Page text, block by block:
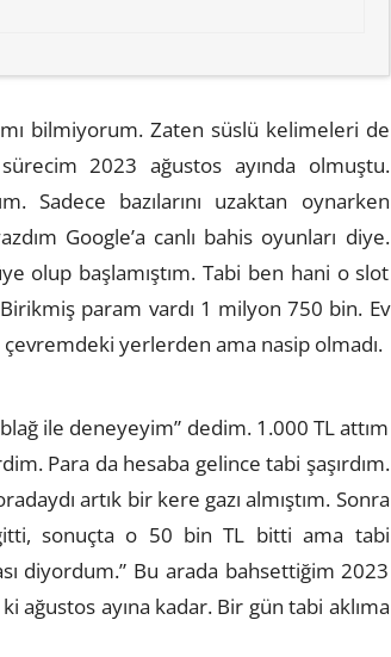
bilmiyorum. Zaten süslü kelimeleri de
2023 ağustos ayında olmuştu.
Sadece bazılarını uzaktan oynarken
Google’a canlı bahis oyunları diye.
olup başlamıştım. Tabi ben hani o slot
param vardı 1 milyon 750 bin. Ev
yerlerden ama nasip olmadı.
ile deneyeyim” dedim. 1.000 TL attım
Para da hesaba gelince tabi şaşırdım.
artık bir kere gazı almıştım. Sonra
sonuçta o 50 bin TL bitti ama tabi
diyordum.” Bu arada bahsettiğim 2023
ağustos ayına kadar. Bir gün tabi aklıma